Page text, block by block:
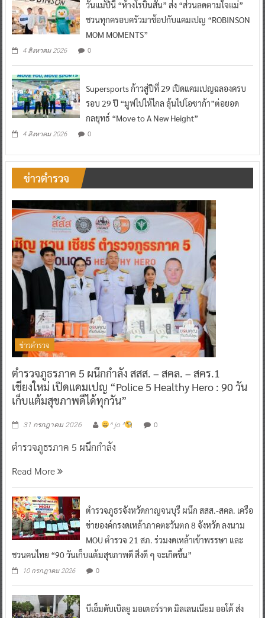
วันแม่ปีนี้ “ห้างโรบินสัน” ส่ง “ส่วนลดตามใจแม่”
ชวนทุกครอบครัวมาช้อปกับแคมเปญ “ROBINSON
MOM MOMENTS”
4 สิงหาคม 2026 0
Supersports ก้าวสู่ปีที่ 29 เปิดแคมเปญฉลองครบ
รอบ 29 ปี “มูฟไปให้ไกล ลุ้นไปโอซาก้า”ต่อยอด
กลยุทธ์ “Move to A New Height”
4 สิงหาคม 2026 0
ข่าวตำรวจ
ข่าวตำรวจ
ตำรวจภูธรภาค 5 ผนึกกำลัง สสส. – สคล. – สคร.1
เชียงใหม่ เปิดแคมเปญ “Police 5 Healthy Hero : 90 วัน
เก็บแต้มสุขภาพดีได้ทุกวัน”
31 กรกฎาคม 2026 ^ jo ^ 0
ตำรวจภูธรภาค 5 ผนึกกำลัง
Read More
ตำรวจภูธรจังหวัดกาญจนบุรี ผนึก สสส.-สคล. เครือ
ข่ายองค์กรงดเหล้าภาคตะวันตก 8 จังหวัด ลงนาม
MOU ตำรวจ 21 สภ. ร่วมงดเหล้าเข้าพรรษา และ
ชวนคนไทย “90 วันเก็บแต้มสุขภาพดี สิ่งดี ๆ จะเกิดขึ้น”
10 กรกฎาคม 2026 0
บีเอ็มดับเบิลยู มอเตอร์ราด มิลเลนเนียม ออโต้ ส่ง